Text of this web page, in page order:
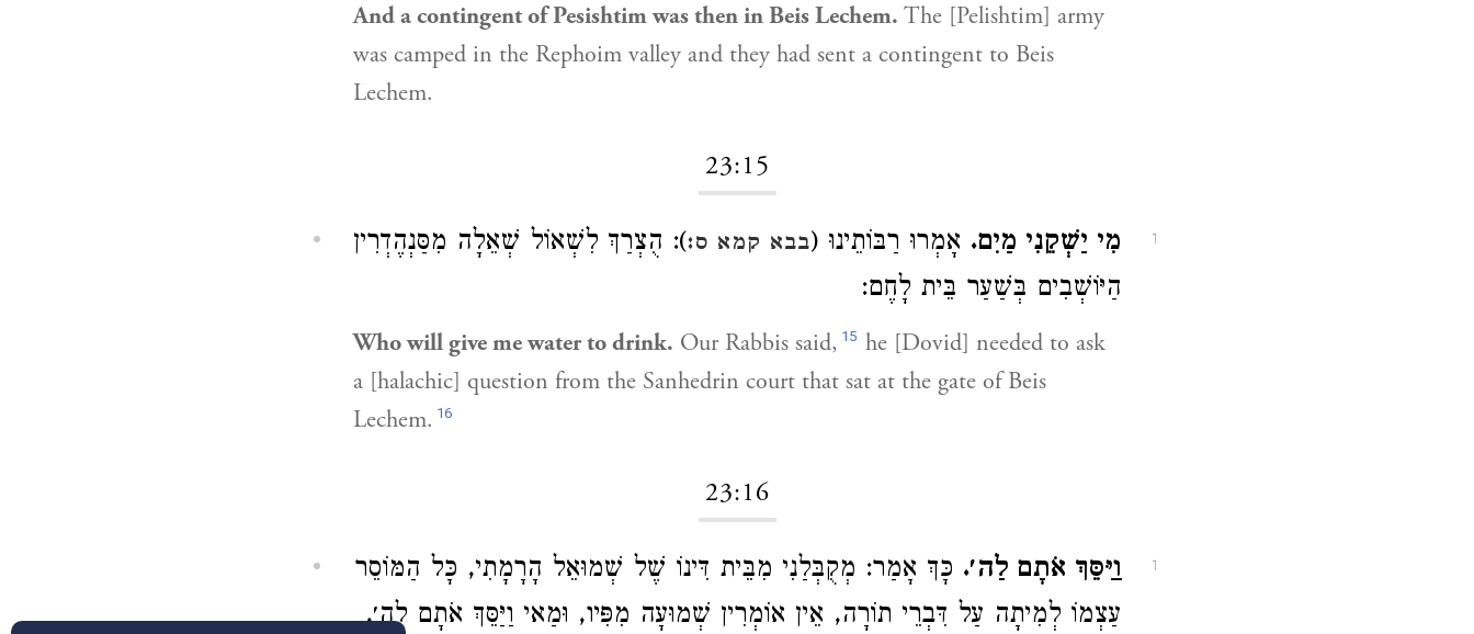
And a contingent of Pesishtim was then in Beis Lechem. The [Pelishtim] army
was camped in the Rephoim valley and they had sent a contingent to Beis
Lechem.
23:15
1 מִי יַשְׁקֵנִי מַיִם. אָמְרוּ רַבּוֹתֵינוּ (בבא קמא ס:): הֻצְרַךְ לִשְׁאוֹל שְׁאֵלָה מִסַּנְהֶדְרִין
הַיּוֹשְׁבִים בְּשַׁעַר בֵּית לָחֶם:
Who will give me water to drink. Our Rabbis said, 15 he [Dovid] needed to ask
a [halachic] question from the Sanhedrin court that sat at the gate of Beis
Lechem. 16
23:16
1 וַיַּסֵּךְ אֹתָם לַה׳. כָּךְ אָמַר: מְקֻבְּלַנִי מִבֵּית דִּינוֹ שֶׁל שְׁמוּאֵל הָרָמָתִי, כָּל הַמּוֹסֵר
עַצְמוֹ לְמִיתָה עַל דִּבְרֵי תוֹרָה, אֵין אוֹמְרִין שְׁמוּעָה מִפִּיו, וּמַאי וַיַּסֵּךְ אֹתָם לַה׳,